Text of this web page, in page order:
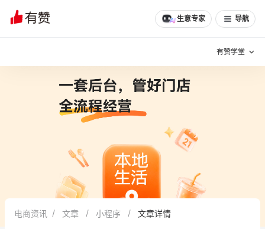
生意专家 导航
有赞学堂
增长方法
有赞专家说
新零售最佳实践
面对面聊增长
电商资讯 文章 小程序 文章详情